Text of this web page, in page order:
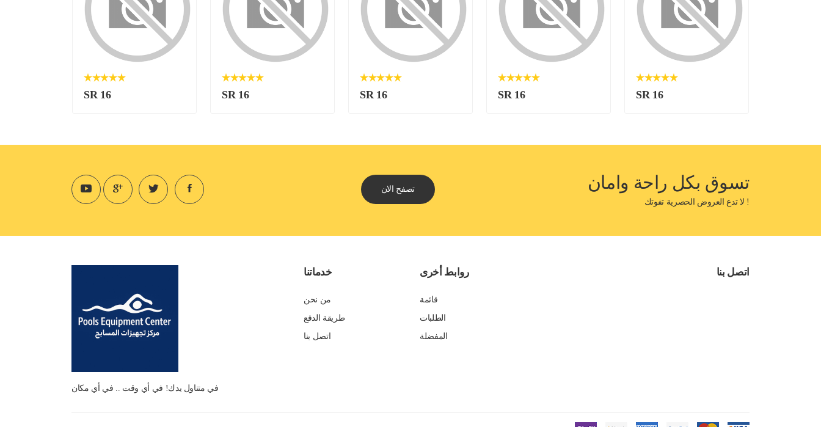
SR 16 SR 16 SR 16 SR 16 SR 16
تسوق بكل راحة وامان
! لا تدع العروض الحصرية تفوتك
تصفح الان
في متناول يدك! في أي وقت .. في أي مكان
خدماتنا
من نحن
طريقة الدفع
اتصل بنا
روابط أخرى
قائمة
الطلبات
المفضلة
اتصل بنا